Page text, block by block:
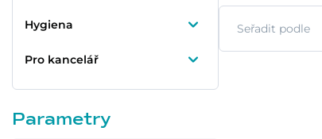
Hygiena
Pro kancelář
Parametry
Seřadit podle